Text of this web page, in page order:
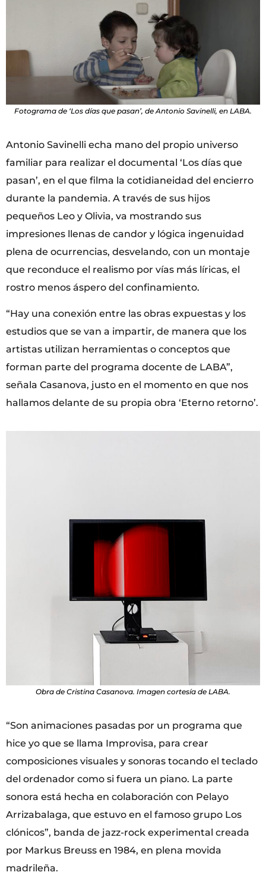
Fotograma de ‘Los días que pasan’, de Antonio Savinelli, en LABA.
Antonio Savinelli echa mano del propio universo
familiar para realizar el documental ‘Los días que
pasan’, en el que filma la cotidianeidad del encierro
durante la pandemia. A través de sus hijos
pequeños Leo y Olivia, va mostrando sus
impresiones llenas de candor y lógica ingenuidad
plena de ocurrencias, desvelando, con un montaje
que reconduce el realismo por vías más líricas, el
rostro menos áspero del confinamiento.
“Hay una conexión entre las obras expuestas y los
estudios que se van a impartir, de manera que los
artistas utilizan herramientas o conceptos que
forman parte del programa docente de LABA”,
señala Casanova, justo en el momento en que nos
hallamos delante de su propia obra ‘Eterno retorno’.
Obra de Cristina Casanova. Imagen cortesía de LABA.
“Son animaciones pasadas por un programa que
hice yo que se llama Improvisa, para crear
composiciones visuales y sonoras tocando el teclado
del ordenador como si fuera un piano. La parte
sonora está hecha en colaboración con Pelayo
Arrizabalaga, que estuvo en el famoso grupo Los
clónicos”, banda de jazz-rock experimental creada
por Markus Breuss en 1984, en plena movida
madrileña.